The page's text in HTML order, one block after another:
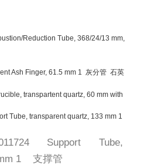
Reduction Tube, 368/24/13 mm,
Ash Finger, 61.5 mm 1 灰分管 石英
transpartent quartz, 60 mm with
Tube, transparent quartz, 133 mm 1
Support Tube,
1 支撑管